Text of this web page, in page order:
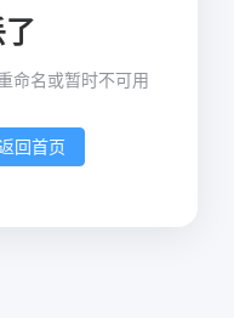
命名或暂时不可用
回首页